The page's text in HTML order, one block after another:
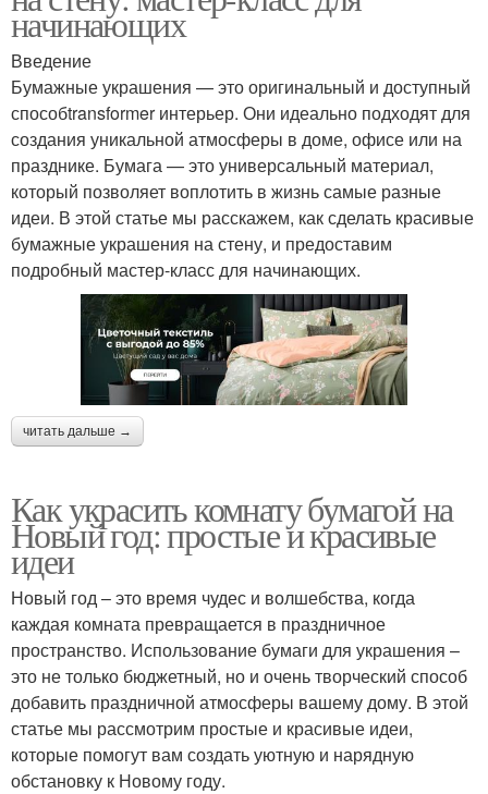
начинающих
Введение
Бумажные украшения — это оригинальный и доступный
способtransformer интерьер. Они идеально подходят для
создания уникальной атмосферы в доме, офисе или на
празднике. Бумага — это универсальный материал,
который позволяет воплотить в жизнь самые разные
идеи. В этой статье мы расскажем, как сделать красивые
бумажные украшения на стену, и предоставим
подробный мастер-класс для начинающих.
читать дальше →
Как украсить комнату бумагой на
Новый год: простые и красивые
идеи
Новый год – это время чудес и волшебства, когда
каждая комната превращается в праздничное
пространство. Использование бумаги для украшения –
это не только бюджетный, но и очень творческий способ
добавить праздничной атмосферы вашему дому. В этой
статье мы рассмотрим простые и красивые идеи,
которые помогут вам создать уютную и нарядную
обстановку к Новому году.